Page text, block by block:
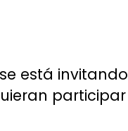
está invitando
participar